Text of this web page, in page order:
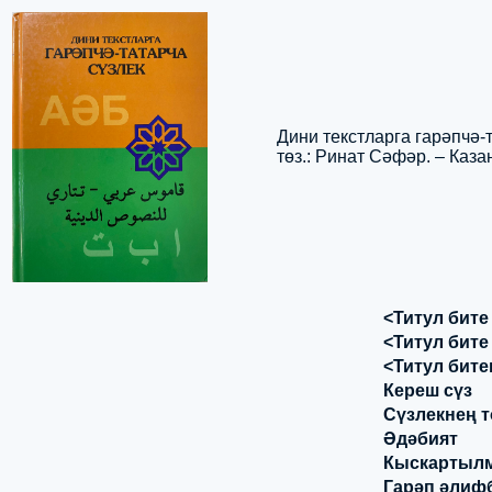
Дини текстларга
төз.: Ринат Сәфәр. –
<Титул
<Титул
<Титул
Кереш сүз
Сүзлекнең
Әдәбият
Гарәп